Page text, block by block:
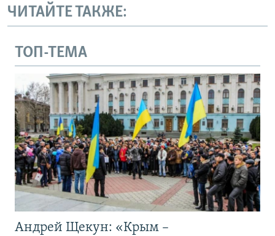
ЧИТАЙТЕ ТАКЖЕ:
ТОП-ТЕМА
Андрей Щекун: «Крым –